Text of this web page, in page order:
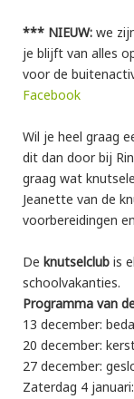
*** NIEUW: we
je blijft van alles
voor de
Facebook
Wil je heel graag
dit dan door bij
graag wat
Jeanette van de
voorbereidingen
De knutselclub is
schoolvakanties.
Programma van
13 december:
20 december:
27 december:
Zaterdag 4